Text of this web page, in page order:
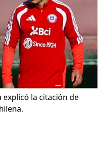
explicó la citación de